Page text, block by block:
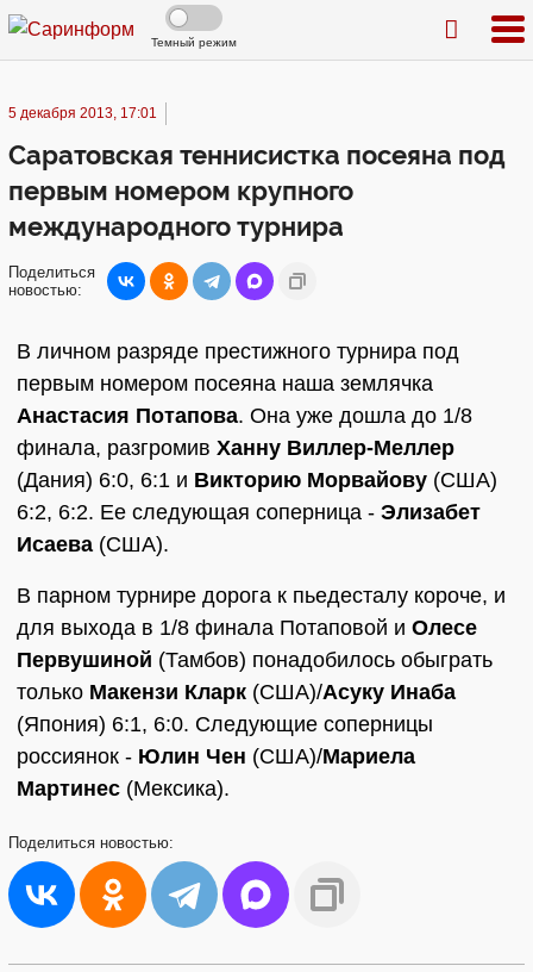
Темный режим
5 декабря 2013, 17:01
Саратовская теннисистка посеяна под
первым номером крупного
международного турнира
Поделиться
новостью:
В личном разряде престижного турнира под
первым номером посеяна наша землячка
Анастасия Потапова. Она уже дошла до 1/8
финала, разгромив Ханну Виллер-Меллер
(Дания) 6:0, 6:1 и Викторию Морвайову (США)
6:2, 6:2. Ее следующая соперница - Элизабет
Исаева (США).
В парном турнире дорога к пьедесталу короче, и
для выхода в 1/8 финала Потаповой и Олесе
Первушиной (Тамбов) понадобилось обыграть
только Макензи Кларк (США)/Асуку Инаба
(Япония) 6:1, 6:0. Следующие соперницы
россиянок - Юлин Чен (США)/Мариела
Мартинес (Мексика).
Поделиться новостью: